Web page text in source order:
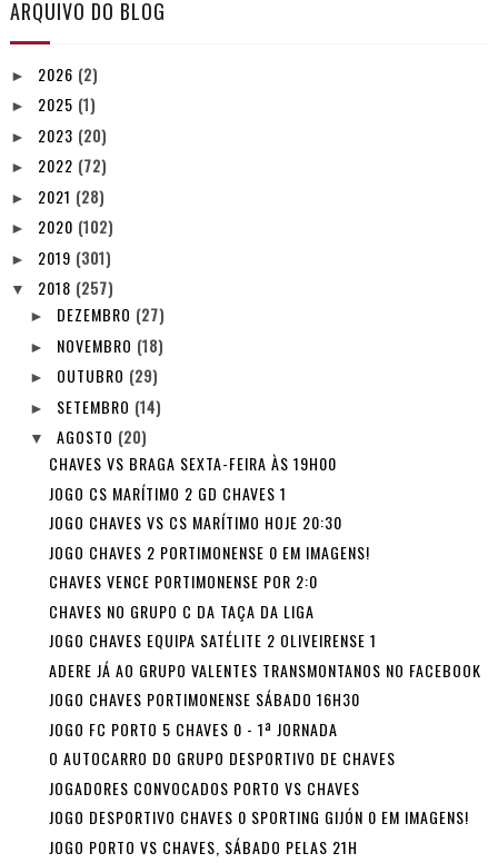
ARQUIVO DO BLOG
► 2026 (2)
► 2025 (1)
► 2023 (20)
► 2022 (72)
► 2021 (28)
► 2020 (102)
► 2019 (301)
▼ 2018 (257)
► DEZEMBRO (27)
► NOVEMBRO (18)
► OUTUBRO (29)
► SETEMBRO (14)
▼ AGOSTO (20)
CHAVES VS BRAGA SEXTA-FEIRA ÀS 19H00
JOGO CS MARÍTIMO 2 GD CHAVES 1
JOGO CHAVES VS CS MARÍTIMO HOJE 20:30
JOGO CHAVES 2 PORTIMONENSE 0 EM IMAGENS!
CHAVES VENCE PORTIMONENSE POR 2:0
CHAVES NO GRUPO C DA TAÇA DA LIGA
JOGO CHAVES EQUIPA SATÉLITE 2 OLIVEIRENSE 1
ADERE JÁ AO GRUPO VALENTES TRANSMONTANOS NO FACEBOOK
JOGO CHAVES PORTIMONENSE SÁBADO 16H30
JOGO FC PORTO 5 CHAVES 0 - 1ª JORNADA
O AUTOCARRO DO GRUPO DESPORTIVO DE CHAVES
JOGADORES CONVOCADOS PORTO VS CHAVES
JOGO DESPORTIVO CHAVES 0 SPORTING GIJÓN 0 EM IMAGENS!
JOGO PORTO VS CHAVES, SÁBADO PELAS 21H